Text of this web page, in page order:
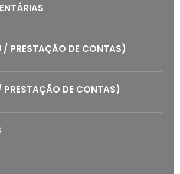
/ PRESTAÇÃO DE CONTAS)
PRESTAÇÃO DE CONTAS)